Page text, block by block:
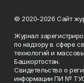
© 2020-2026 Сайт
Журнал
по надзору в сфере
технологий и
Башкортостан.
Свидетельство о
информации ПИ №